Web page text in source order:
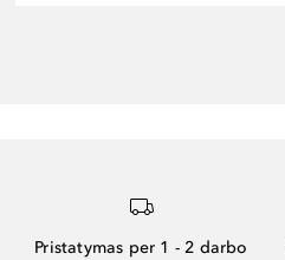
Pristatymas per 1 - 2 darbo